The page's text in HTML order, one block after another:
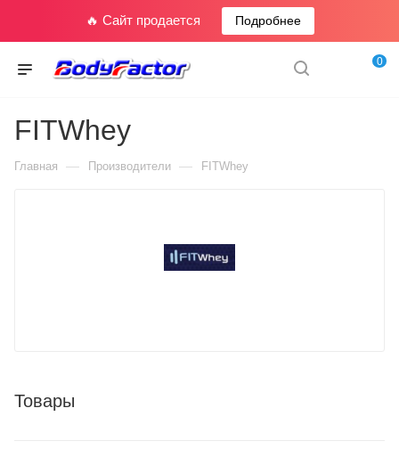
🔥 Сайт продается Подробнее
0
FITWhey
Главная — Производители — FITWhey
Товары